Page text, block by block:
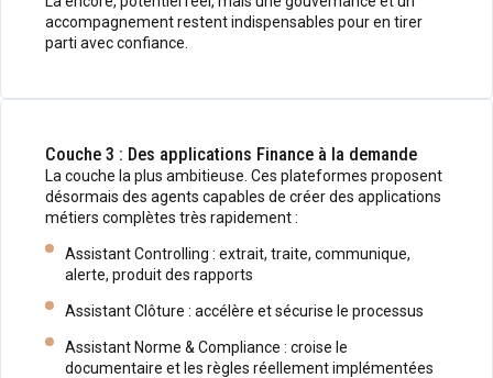
accompagnement restent indispensables pour en tirer
parti avec confiance.
Couche 3 : Des applications Finance à la demande
La couche la plus ambitieuse. Ces plateformes proposent
désormais des agents capables de créer des applications
métiers complètes très rapidement :
Assistant Controlling : extrait, traite, communique,
alerte, produit des rapports
Assistant Clôture : accélère et sécurise le processus
Assistant Norme & Compliance : croise le
documentaire et les règles réellement implémentées